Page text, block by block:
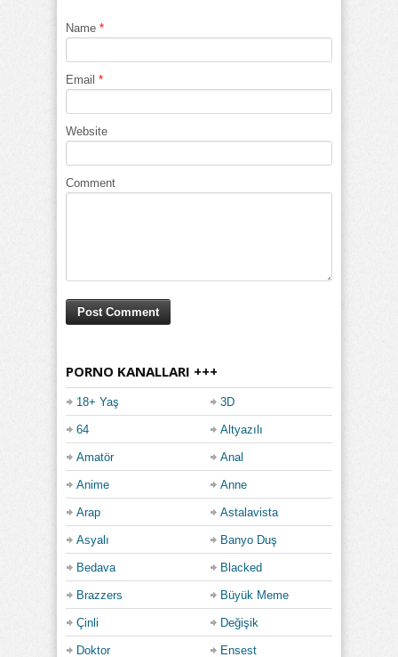
Name *
Email *
Website
Comment
PORNO KANALLARI +++
18+ Yaş 3D
64 Altyazılı
Amatör Anal
Anime Anne
Arap Astalavista
Asyalı Banyo Duş
Bedava Blacked
Brazzers Büyük Meme
Çinli Değişik
Doktor Ensest